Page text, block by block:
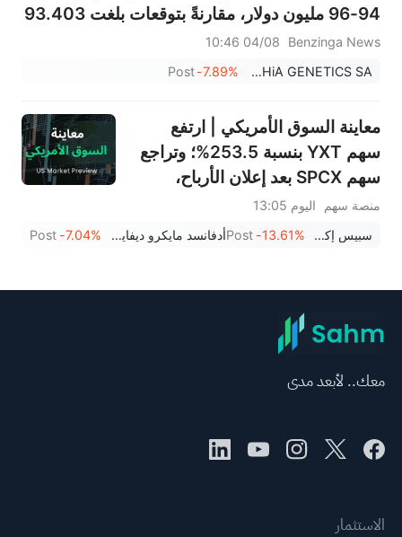
94-96 مليون دولار، مقارنةً بتوقعات بلغت 93.403
مليون دولار.
Benzinga News
04/08 10:46
SOPHiA GENETICS SA
-7.89%
Post
معاينة السوق الأمريكي | ارتفع
سهم YXT بنسبة 253.5%؛ وتراجع
سهم SPCX بعد إعلان الأرباح،
وينتهي حظر التداول يوم الخميس؛
وستعلن شركتا SNDK وWDC عن
منصة سهم
اليوم 13:05
سبيس إكس
-13.61%
Post أدفانسد مايكرو ديفايسز -7.04%
Post
معك.. لأبعد مدى
الاستثمار